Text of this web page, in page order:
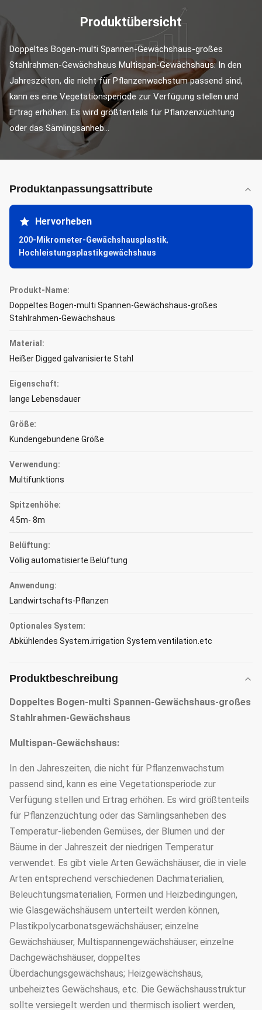
Produktübersicht
Doppeltes Bogen-multi Spannen-Gewächshaus-großes
Stahlrahmen-Gewächshaus Multispan-Gewächshaus: In den
Jahreszeiten, die nicht für Pflanzenwachstum passend sind,
kann es eine Vegetationsperiode zur Verfügung stellen und
Ertrag erhöhen. Es wird größtenteils für Pflanzenzüchtung
oder das Sämlingsanheb...
Produktanpassungsattribute
Hervorheben
200-Mikrometer-Gewächshausplastik,
Hochleistungsplastikgewächshaus
Produkt-Name:
Doppeltes Bogen-multi Spannen-Gewächshaus-großes
Stahlrahmen-Gewächshaus
Material:
Heißer Digged galvanisierte Stahl
Eigenschaft:
lange Lebensdauer
Größe:
Kundengebundene Größe
Verwendung:
Multifunktions
Spitzenhöhe:
4.5m- 8m
Belüftung:
Völlig automatisierte Belüftung
Anwendung:
Landwirtschafts-Pflanzen
Optionales System:
Abkühlendes System.irrigation System.ventilation.etc
Produktbeschreibung
Doppeltes Bogen-multi Spannen-Gewächshaus-großes
Stahlrahmen-Gewächshaus
Multispan-Gewächshaus:
In den Jahreszeiten, die nicht für Pflanzenwachstum
passend sind, kann es eine Vegetationsperiode zur
Verfügung stellen und Ertrag erhöhen. Es wird größtenteils
für Pflanzenzüchtung oder das Sämlingsanheben des
Temperatur-liebenden Gemüses, der Blumen und der
Bäume in der Jahreszeit der niedrigen Temperatur
verwendet. Es gibt viele Arten Gewächshäuser, die in viele
Arten entsprechend verschiedenen Dachmaterialien,
Beleuchtungsmaterialien, Formen und Heizbedingungen,
wie Glasgewächshäusern unterteilt werden können,
Plastikpolycarbonatsgewächshäuser; einzelne
Gewächshäuser, Multispannengewächshäuser; einzelne
Dachgewächshäuser, doppeltes
Überdachungsgewächshaus; Heizgewächshaus,
unbeheiztes Gewächshaus, etc. Die Gewächshausstruktur
sollte versiegelt werden und thermisch isoliert werden,